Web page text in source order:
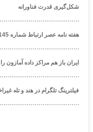
شکل‌گیری قدرت فناورانه
هفته نامه عصر ارتباط شماره 1145
ایران باز هم مراکز داده آمازون
فیلترینگ تلگرام در هند و تله